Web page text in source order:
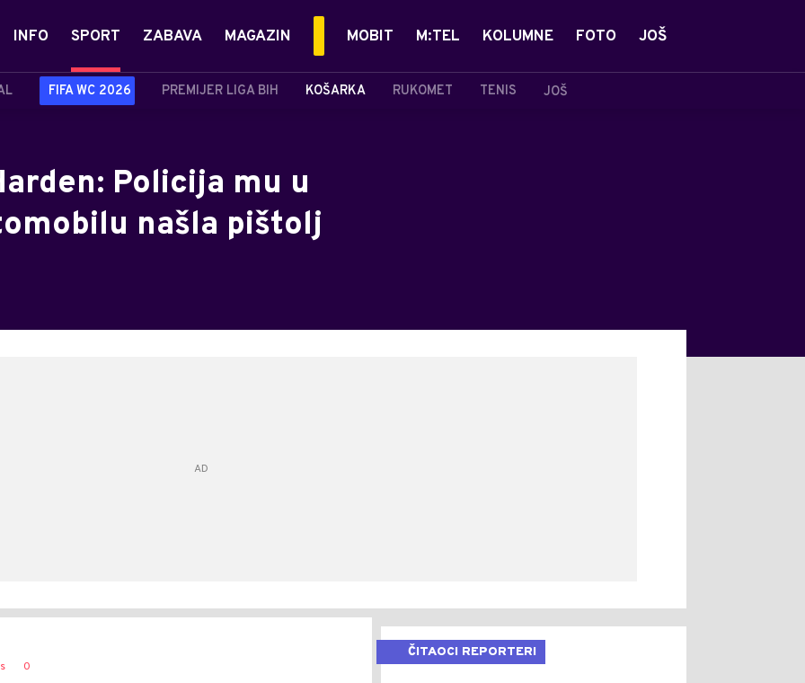
INFO SPORT
FIFA WC 2026 PREMIJER LIGA BIH KOŠARKA RUKOMET TENIS JOŠ
ZABAVA MAGAZIN MOBIT M:TEL KOLUMNE FOTO JOŠ
Policija mu u
našla pištolj
0
ČITAOCI REPORTERI